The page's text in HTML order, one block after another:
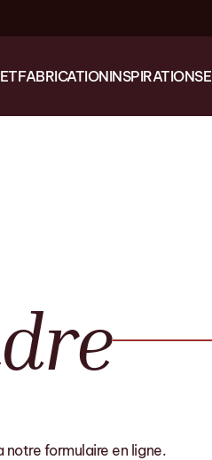
FABRICATIONINSPIRATIONS
formulaire en ligne.